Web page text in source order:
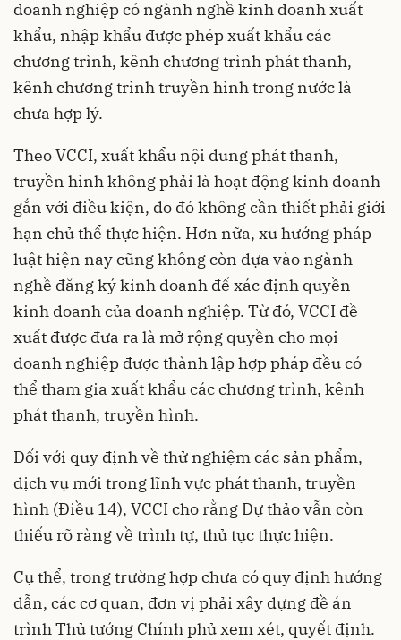
doanh nghiệp có ngành nghề kinh doanh xuất
khẩu, nhập khẩu được phép xuất khẩu các
chương trình, kênh chương trình phát thanh,
kênh chương trình truyền hình trong nước là
chưa hợp lý.
Theo VCCI, xuất khẩu nội dung phát thanh,
truyền hình không phải là hoạt động kinh doanh
gắn với điều kiện, do đó không cần thiết phải giới
hạn chủ thể thực hiện. Hơn nữa, xu hướng pháp
luật hiện nay cũng không còn dựa vào ngành
nghề đăng ký kinh doanh để xác định quyền
kinh doanh của doanh nghiệp. Từ đó, VCCI đề
xuất được đưa ra là mở rộng quyền cho mọi
doanh nghiệp được thành lập hợp pháp đều có
thể tham gia xuất khẩu các chương trình, kênh
phát thanh, truyền hình.
Đối với quy định về thử nghiệm các sản phẩm,
dịch vụ mới trong lĩnh vực phát thanh, truyền
hình (Điều 14), VCCI cho rằng Dự thảo vẫn còn
thiếu rõ ràng về trình tự, thủ tục thực hiện.
Cụ thể, trong trường hợp chưa có quy định hướng
dẫn, các cơ quan, đơn vị phải xây dựng đề án
trình Thủ tướng Chính phủ xem xét, quyết định.